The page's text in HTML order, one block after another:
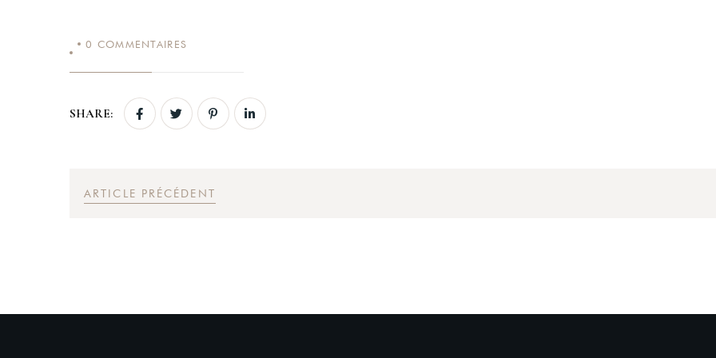
0 COMMENTAIRES
SHARE:
ARTICLE PRÉCÉDENT